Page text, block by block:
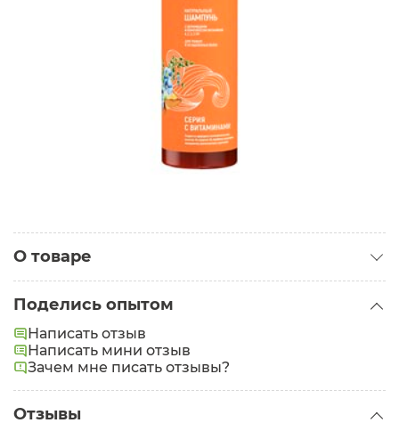
О товаре
Тип волос:
Тонкие,Поврежденные
Поделись опытом
Написать отзыв
Написать мини отзыв
Зачем мне писать отзывы?
Отзывы